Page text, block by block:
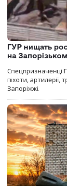
ГУР нищать
на
Спецпризначенці
піхоти, артилерії,
Запоріжжі.